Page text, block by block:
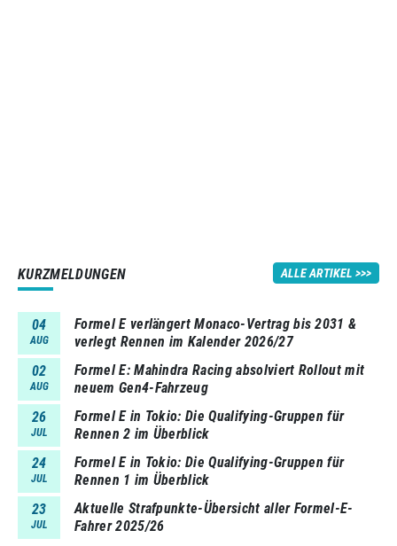
KURZMELDUNGEN ALLE ARTIKEL
04
AUG
Formel E verlängert Monaco-Vertrag bis 2031 &
verlegt Rennen im Kalender 2026/27
02
AUG
Formel E: Mahindra Racing absolviert Rollout mit
neuem Gen4-Fahrzeug
26
JUL
Formel E in Tokio: Die Qualifying-Gruppen für
Rennen 2 im Überblick
24
JUL
Formel E in Tokio: Die Qualifying-Gruppen für
Rennen 1 im Überblick
23
JUL
Aktuelle Strafpunkte-Übersicht aller Formel-E-
Fahrer 2025/26